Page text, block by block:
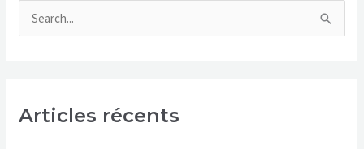
:
e
Articles récents